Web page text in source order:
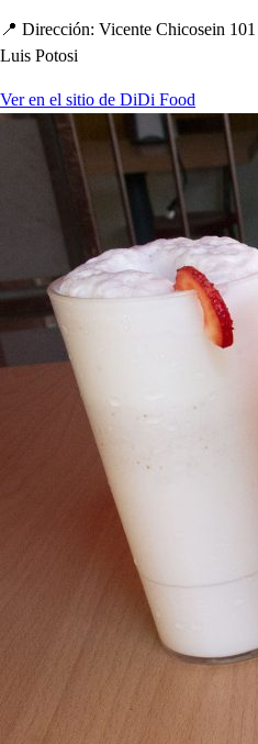
📍 Dirección: Vicente Chicosein
Luis Potosi
Ver en el sitio de DiDi Food